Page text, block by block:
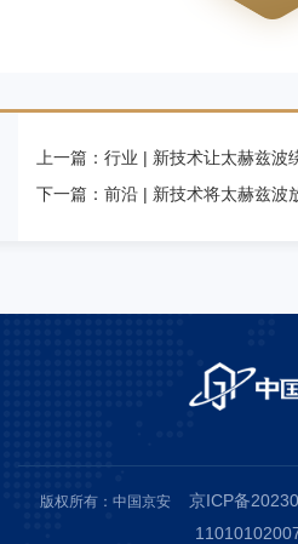
上一篇： 行业 | 新技术让太赫兹波
下一篇： 前沿 | 新技术将太赫兹波
版权所有：中国京安 京ICP备